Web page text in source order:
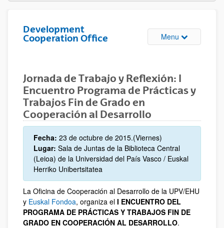
Development
Cooperation Office
Menu Toggle site
Jornada de Trabajo y Reflexión: I
Encuentro Programa de Prácticas y
Trabajos Fin de Grado en
Cooperación al Desarrollo
Fecha: 23 de octubre de 2015.(Viernes)
Lugar: Sala de Juntas de la Biblioteca Central
(Leioa) de la Universidad del País Vasco / Euskal
Herriko Unibertsitatea
La Oficina de Cooperación al Desarrollo de la UPV/EHU
y Euskal Fondoa, organiza el I ENCUENTRO DEL
PROGRAMA DE PRÁCTICAS Y TRABAJOS FIN DE
GRADO EN COOPERACIÓN AL DESARROLLO.